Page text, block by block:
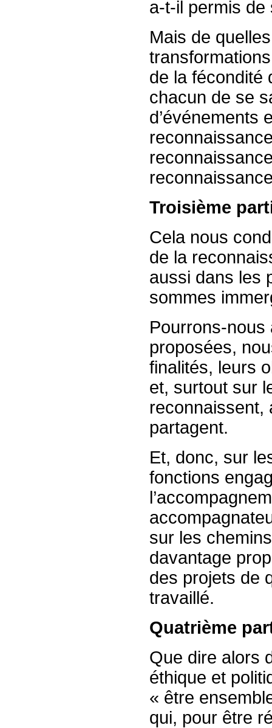
a-t-il permis
Mais de
de la fécondité
chacun de se
d’événements
Troisième
Cela nous
de la
aussi dans les
sommes
Pourrons-nous
proposées,
finalités, leurs
et, surtout sur
reconnaissent,
partagent.
Et, donc, sur
fonctions
sur les
davantage
des projets de
travaillé.
Quatrième
Que dire alors
éthique et
« être
qui, pour être